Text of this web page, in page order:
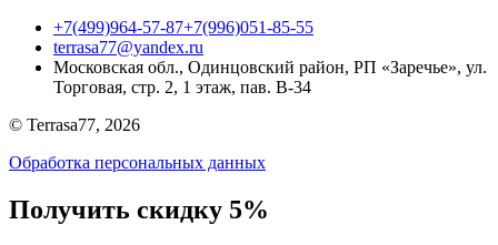
+7(499)964-57-87+7(996)051-85-55
terrasa77@yandex.ru
Московская обл., Одинцовский район, РП «Заречье», ул.
Торговая, стр. 2, 1 этаж, пав. B-34
© Terrasa77, 2026
Обработка персональных данных
Получить скидку 5%